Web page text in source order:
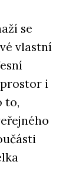
se
vlastní
i
to,